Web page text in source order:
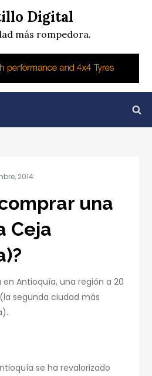
Digital
más rompedora.
una
Ceja
Antioquía, una región a 20
segunda ciudad más
se ha revalorizado